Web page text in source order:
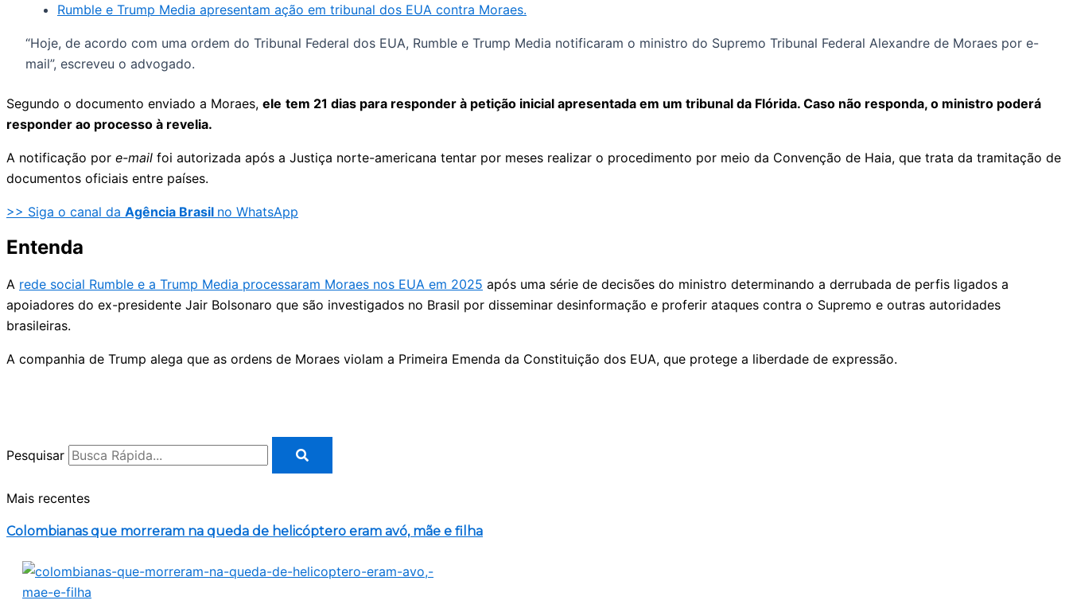
Rumble e Trump Media apresentam ação em tribunal dos EUA contra Moraes.
“Hoje, de acordo com uma ordem do Tribunal Federal dos EUA, Rumble e Trump Media notificaram o ministro do Supremo Tribunal Federal Alexandre de Moraes por e-
mail”, escreveu o advogado.
Segundo o documento enviado a Moraes, ele tem 21 dias para responder à petição inicial apresentada em um tribunal da Flórida. Caso não responda, o ministro poderá
responder ao processo à revelia.
A notificação por e-mail foi autorizada após a Justiça norte-americana tentar por meses realizar o procedimento por meio da Convenção de Haia, que trata da tramitação de
documentos oficiais entre países.
>> Siga o canal da Agência Brasil no WhatsApp
Entenda
A rede social Rumble e a Trump Media processaram Moraes nos EUA em 2025 após uma série de decisões do ministro determinando a derrubada de perfis ligados a
apoiadores do ex-presidente Jair Bolsonaro que são investigados no Brasil por disseminar desinformação e proferir ataques contra o Supremo e outras autoridades
brasileiras.
A companhia de Trump alega que as ordens de Moraes violam a Primeira Emenda da Constituição dos EUA, que protege a liberdade de expressão.
Pesquisar
Mais recentes
Colombianas que morreram na queda de helicóptero eram avó, mãe e filha